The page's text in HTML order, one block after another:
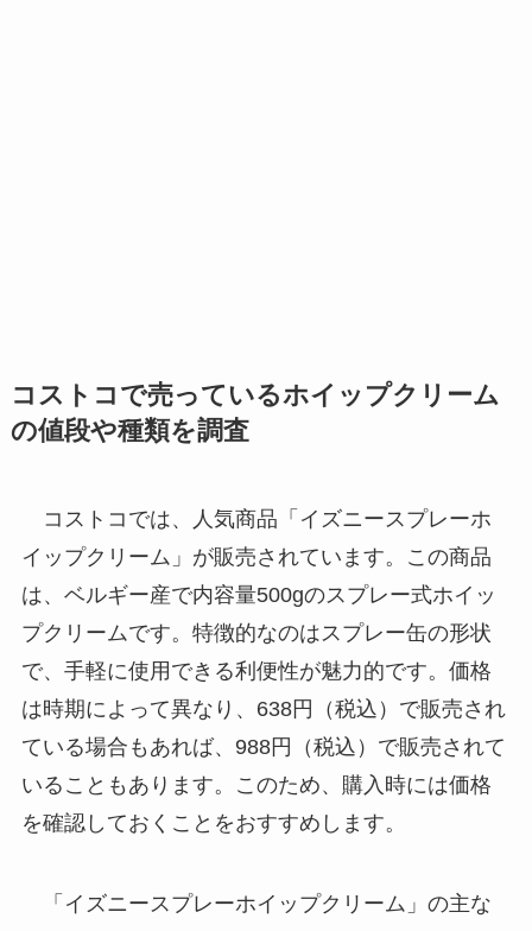
コストコで売っているホイップクリーム
の値段や種類を調査
コストコでは、人気商品「イズニースプレーホ
イップクリーム」が販売されています。この商品
は、ベルギー産で内容量500gのスプレー式ホイッ
プクリームです。特徴的なのはスプレー缶の形状
で、手軽に使用できる利便性が魅力的です。価格
は時期によって異なり、638円（税込）で販売され
ている場合もあれば、988円（税込）で販売されて
いることもあります。このため、購入時には価格
を確認しておくことをおすすめします。
「イズニースプレーホイップクリーム」の主な